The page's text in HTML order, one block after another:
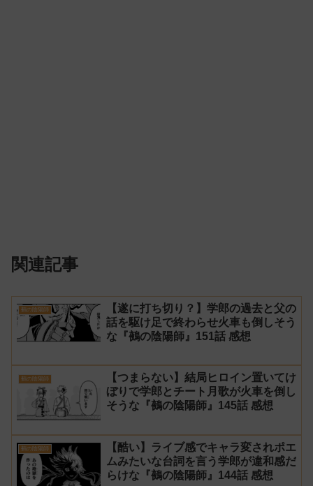
関連記事
鵺の陰陽師
【遂に打ち切り？】学郎の過去と父の
話を駆け足で終わらせ火車も倒しそう
な『鵺の陰陽師』151話 感想
鵺の陰陽師
【つまらない】結局ヒロイン置いてけ
ぼりで学郎とチート月歌が火車を倒し
そうな『鵺の陰陽師』145話 感想
鵺の陰陽師
【酷い】ライブ感でキャラ変されポエ
ムみたいな台詞を言う学郎が違和感だ
らけな『鵺の陰陽師』144話 感想